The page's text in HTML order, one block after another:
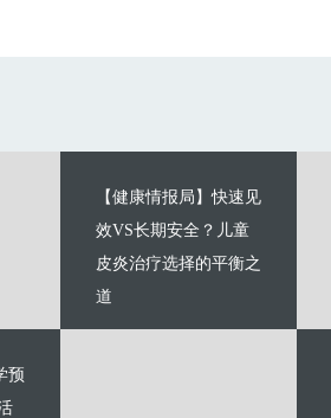
【健康情报局】快速见
效VS长期安全？儿童
皮炎治疗选择的平衡之
道
预